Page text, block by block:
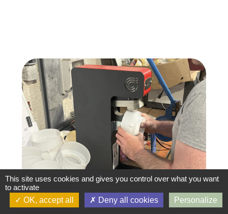
This site uses cookies and gives you control over what you want
to activate
OK, accept all
Deny all cookies Personalize